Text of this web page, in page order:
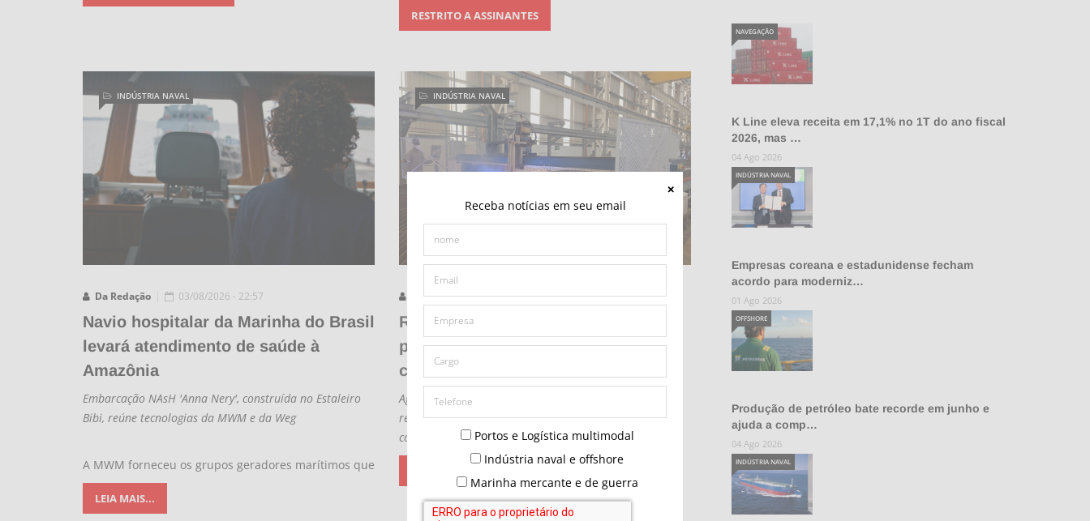
Receba notícias em seu email
Portos e Logística multimodal
Indústria naval e offshore
Marinha mercante e de guerra
RESTRITO A ASSINANTES
Da Redação
INDÚSTRIA NAVAL
03/08/2026 - 22:57
Navio hospitalar da Marinha do Brasil
levará atendimento de saúde à
Amazônia
Embarcação NAsH 'Anna Nery', construída no Estaleiro
Bibi, reúne tecnologias da MWM e da Weg
A MWM forneceu os grupos geradores marítimos que
LEIA MAIS...
Danilo Oliveira
INDÚSTRIA NAVAL
03/08/2026 - 22:09
Reforma Tributária: Indústria atua
para manter regimes que equilibram
competitividade brasileira
Agentes setoriais sugeriram ajustes técnicos na
regulamentação em curso para preservar dispositivos
como Renaval e Drawback-Embarcação, conforme
K Line eleva receita em 17,1% no 1T do ano fiscal
2026, mas …
NAVEGAÇÃO
04 Ago 2026
Empresas coreana e estadunidense fecham
acordo para moderniz…
INDÚSTRIA NAVAL
01 Ago 2026
Produção de petróleo bate recorde em junho e
ajuda a comp…
OFFSHORE
04 Ago 2026
INDÚSTRIA NAVAL